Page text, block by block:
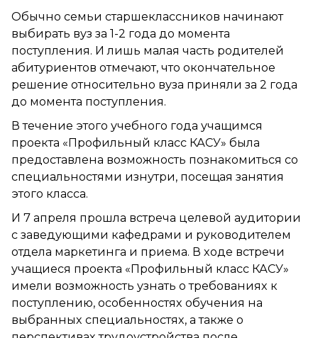
Обычно семьи старшеклассников начинают
выбирать вуз за 1-2 года до момента
поступления. И лишь малая часть родителей
абитуриентов отмечают, что окончательное
решение относительно вуза приняли за 2 года
до момента поступления.
В течение этого учебного года учащимся
проекта «Профильный класс КАСУ» была
предоставлена возможность познакомиться со
специальностями изнутри, посещая занятия
этого класса.
И 7 апреля прошла встреча целевой аудитории
с заведующими кафедрами и руководителем
отдела маркетинга и приема. В ходе встречи
учащиеся проекта «Профильный класс КАСУ»
имели возможность узнать о требованиях к
поступлению, особенностях обучения на
выбранных специальностях, а также о